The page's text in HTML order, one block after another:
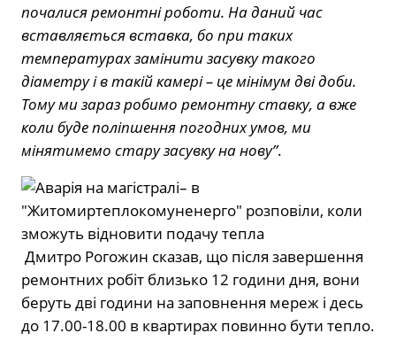
почалися ремонтні роботи. На даний час
вставляється вставка, бо при таких
температурах замінити засувку такого
діаметру і в такій камері – це мінімум дві доби.
Тому ми зараз робимо ремонтну ставку, а вже
коли буде поліпшення погодних умов, ми
мінятимемо стару засувку на нову”.
Дмитро Рогожин сказав, що після завершення
ремонтних робіт близько 12 години дня, вони
беруть дві години на заповнення мереж і десь
до 17.00-18.00 в квартирах повинно бути тепло.